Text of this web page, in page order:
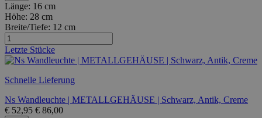
Länge: 16 cm
Höhe: 28 cm
Breite/Tiefe: 12 cm
Letzte Stücke
Schnelle Lieferung
Ns Wandleuchte | METALLGEHÄUSE | Schwarz, Antik, Creme
€ 52,95 € 86,00